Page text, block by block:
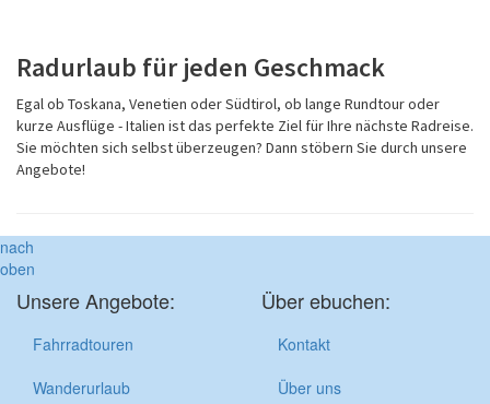
Radurlaub für jeden Geschmack
Egal ob Toskana, Venetien oder Südtirol, ob lange Rundtour oder
kurze Ausflüge - Italien ist das perfekte Ziel für Ihre nächste Radreise.
Sie möchten sich selbst überzeugen? Dann stöbern Sie durch unsere
Angebote!
nach
oben
Unsere Angebote:
Fahrradtouren
Wanderurlaub
Über ebuchen:
Kontakt
Über uns